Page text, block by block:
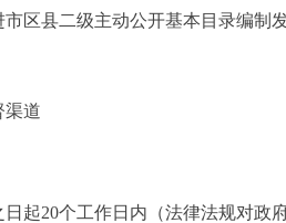
县二级主动公开基本目录编制发
渠道
20个工作日内（法律法规对政